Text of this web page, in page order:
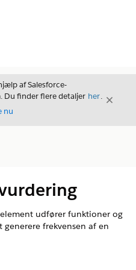
af Salesforce-
Du finder flere detaljer her.
nu
Luk
udfører funktioner og
frekvensen af en